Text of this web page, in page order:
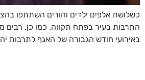
כשלושת אלפים ילדים והורים השתתפו
התרבות בעיר בפתח תקווה. כמו כן, רבים
באירועי חודש הגבורה של האגף לתרבות